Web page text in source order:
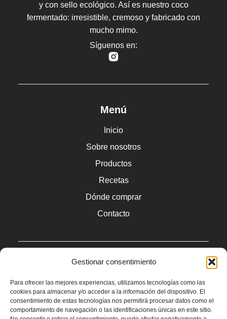
Gestionar consentimiento
Para ofrecer las mejores experiencias, utilizamos tecnologías como las
cookies para almacenar y/o acceder a la información del dispositivo. El
consentimiento de estas tecnologías nos permitirá procesar datos como el
comportamiento de navegación o las identificaciones únicas en este sitio.
y con sello ecológico. Así es nuestro coco
fermentado: irresistible, cremoso y fabricado con
mucho mimo.
Síguenos en:
Menú
Inicio
Sobre nosotros
Productos
Recetas
Dónde comprar
Contacto
Legal
Aviso legal
Política de privacidad
Política de cookies (UE)